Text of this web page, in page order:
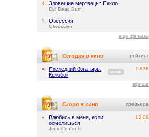
4. Зловещие мертвецы: Пекло
Evil Dead Burn
5. Обсессия
Obsession
еще фильмы
Сегодня в кино рейтинг
Последний богатырь.
Колобок
ПРОМО
1.838
афиша
Скоро в кино премьера
Влюбись в меня, если
осмелишься
Jeux d'enfants
13.08